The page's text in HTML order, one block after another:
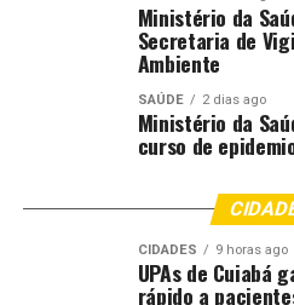
Fazenda discute com
financiamento para transição
Canal Rural.
Ministério da
Secretaria de
Ambiente
SAÚDE 2 dias ago
Ministério da
curso de
CIDADES 9 horas ago
UPAs de Cuiabá
rápido a